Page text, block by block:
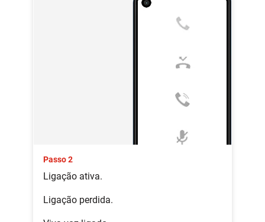
Passo 2
Ligação ativa.
Ligação perdida.